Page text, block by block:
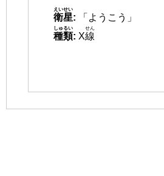
衛星
えいせい
:
「ようこう」
種類
しゅるい
: X線
せん